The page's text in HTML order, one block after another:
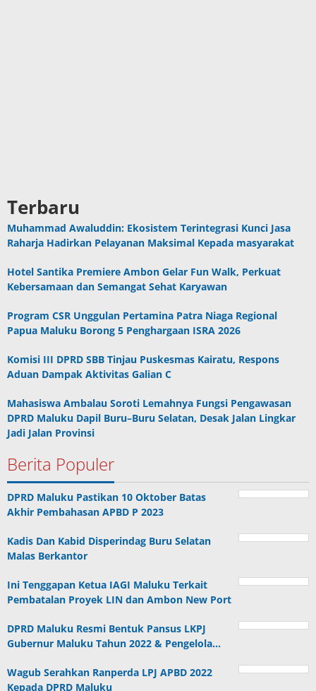
Terbaru
Muhammad Awaluddin: Ekosistem Terintegrasi Kunci Jasa
Raharja Hadirkan Pelayanan Maksimal Kepada masyarakat
Hotel Santika Premiere Ambon Gelar Fun Walk, Perkuat
Kebersamaan dan Semangat Sehat Karyawan
Program CSR Unggulan Pertamina Patra Niaga Regional
Papua Maluku Borong 5 Penghargaan ISRA 2026
Komisi III DPRD SBB Tinjau Puskesmas Kairatu, Respons
Aduan Dampak Aktivitas Galian C
Mahasiswa Ambalau Soroti Lemahnya Fungsi Pengawasan
DPRD Maluku Dapil Buru–Buru Selatan, Desak Jalan Lingkar
Jadi Jalan Provinsi
Berita Populer
DPRD Maluku Pastikan 10 Oktober Batas
Akhir Pembahasan APBD P 2023
Kadis Dan Kabid Disperindag Buru Selatan
Malas Berkantor
Ini Tenggapan Ketua IAGI Maluku Terkait
Pembatalan Proyek LIN dan Ambon New Port
DPRD Maluku Resmi Bentuk Pansus LKPJ
Gubernur Maluku Tahun 2022 & Pengelola…
Wagub Serahkan Ranperda LPJ APBD 2022
Kepada DPRD Maluku